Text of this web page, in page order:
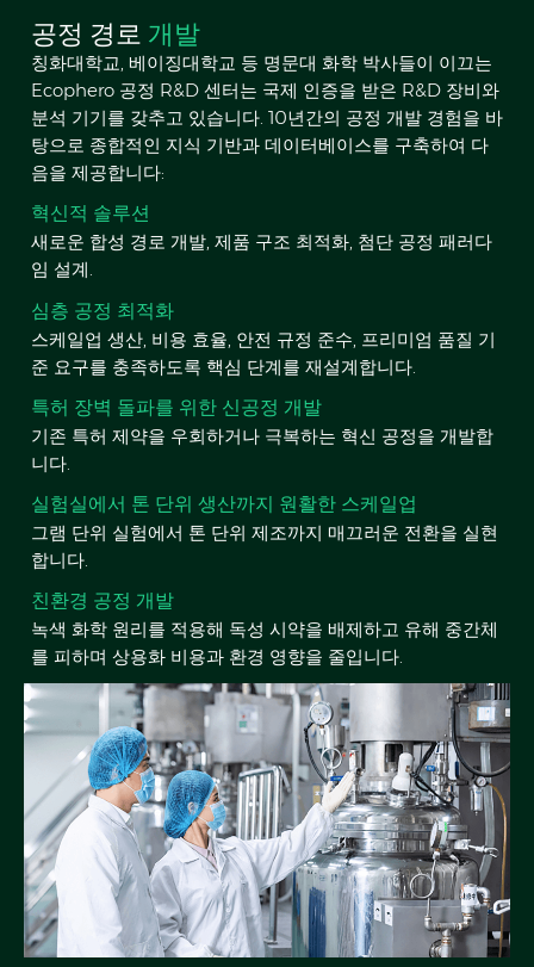
공정 경로 개발
칭화대학교, 베이징대학교 등 명문대 화학 박사들이 이끄는
Ecophero 공정 R&D 센터는 국제 인증을 받은 R&D 장비와
분석 기기를 갖추고 있습니다. 10년간의 공정 개발 경험을 바
탕으로 종합적인 지식 기반과 데이터베이스를 구축하여 다
음을 제공합니다:
혁신적 솔루션
새로운 합성 경로 개발, 제품 구조 최적화, 첨단 공정 패러다
임 설계.
심층 공정 최적화
스케일업 생산, 비용 효율, 안전 규정 준수, 프리미엄 품질 기
준 요구를 충족하도록 핵심 단계를 재설계합니다.
특허 장벽 돌파를 위한 신공정 개발
기존 특허 제약을 우회하거나 극복하는 혁신 공정을 개발합
니다.
실험실에서 톤 단위 생산까지 원활한 스케일업
그램 단위 실험에서 톤 단위 제조까지 매끄러운 전환을 실현
합니다.
친환경 공정 개발
녹색 화학 원리를 적용해 독성 시약을 배제하고 유해 중간체
를 피하며 상용화 비용과 환경 영향을 줄입니다.